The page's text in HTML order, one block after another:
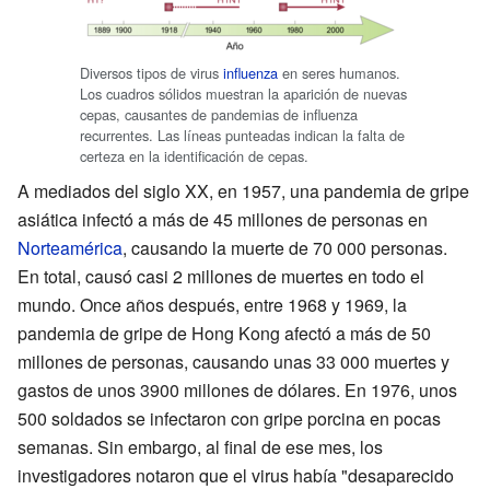
Diversos tipos de virus influenza en seres humanos.
Los cuadros sólidos muestran la aparición de nuevas
cepas, causantes de pandemias de influenza
recurrentes. Las líneas punteadas indican la falta de
certeza en la identificación de cepas.
A mediados del siglo XX, en 1957, una pandemia de gripe
asiática infectó a más de 45 millones de personas en
Norteamérica, causando la muerte de 70 000 personas.
En total, causó casi 2 millones de muertes en todo el
mundo. Once años después, entre 1968 y 1969, la
pandemia de gripe de Hong Kong afectó a más de 50
millones de personas, causando unas 33 000 muertes y
gastos de unos 3900 millones de dólares. En 1976, unos
500 soldados se infectaron con gripe porcina en pocas
semanas. Sin embargo, al final de ese mes, los
investigadores notaron que el virus había "desaparecido